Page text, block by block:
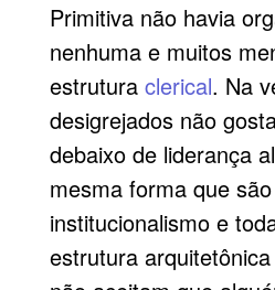
Primitiva não havia
nenhuma e muitos
estrutura clerical. Na
desigrejados não
debaixo de liderança
mesma forma que
institucionalismo e
estrutura